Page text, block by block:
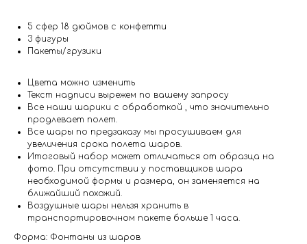
5 сфер 18 дюймов с конфетти
3 фигуры
Пакеты/грузики
Цвета можно изменить
Текст надписи вырежем по вашему запросу
Все наши шарики с обработкой , что значительно
продлевает полет.
Все шары по предзаказу мы просушиваем для
увеличения срока полета шаров.
Итоговый набор может отличаться от образца на
фото. При отсутствии у поставщиков шара
необходимой формы и размера, он заменяется на
ближайший похожий.
Воздушные шары нельзя хранить в
транспортировочном пакете больше 1 часа.
Форма: Фонтаны из шаров